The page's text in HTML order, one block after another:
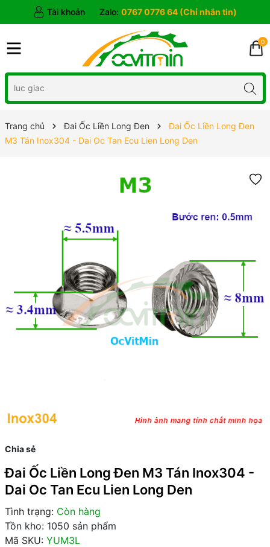
Tài khoản Zalo: 0767 0776 64 (Chỉ nhắn tin)
0
Trang chủ Đai Ốc Liền Long Đen
Đai Ốc Liền Long Đen
M3 Tán Inox304 - Dai Oc Tan Ecu Lien Long Den
Chia sẻ
Đai Ốc Liền Long Đen M3 Tán Inox304 -
Dai Oc Tan Ecu Lien Long Den
Tình trạng: Còn hàng
Tồn kho: 1050 sản phẩm
Mã SKU: YUM3L